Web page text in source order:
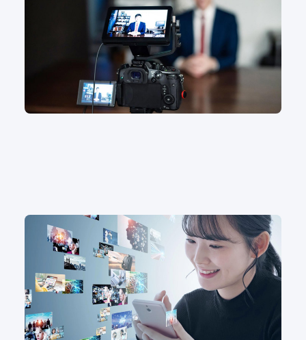
#動画マニュアル#動画作成アプリ
iPhoneで動画をつなげる方法を解説【初心者でも簡
動画作成 #動画マニュアル#動画作成アプリ